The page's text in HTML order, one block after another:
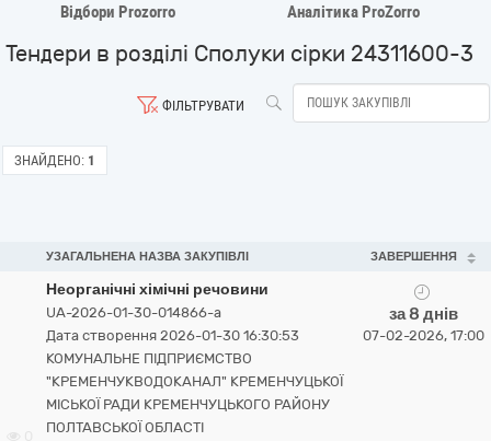
Відбори Prozorro Аналітика ProZorro
Тендери в розділі Сполуки сірки 24311600-3
ФІЛЬТРУВАТИ
ЗНАЙДЕНО: 1
УЗАГАЛЬНЕНА НАЗВА ЗАКУПІВЛІ ЗАВЕРШЕННЯ
Неорганічні хімічні речовини
UA-2026-01-30-014866-a
Дата створення 2026-01-30 16:30:53
КОМУНАЛЬНЕ ПІДПРИЄМСТВО
"КРЕМЕНЧУКВОДОКАНАЛ" КРЕМЕНЧУЦЬКОЇ
МІСЬКОЇ РАДИ КРЕМЕНЧУЦЬКОГО РАЙОНУ
ПОЛТАВСЬКОЇ ОБЛАСТІ
за 8 днів
07-02-2026, 17:00